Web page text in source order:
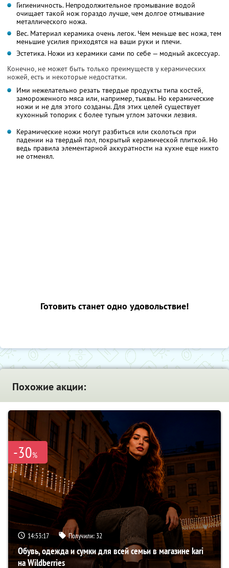
Гигиеничность. Непродолжительное промывание водой
очищает такой нож гораздо лучше, чем долгое отмывание
металлического ножа.
Вес. Материал керамика очень легок. Чем меньше вес ножа, тем
меньшие усилия приходятся на ваши руки и плечи.
Эстетика. Ножи из керамики сами по себе — модный аксессуар.
Конечно, не может быть только преимуществ у керамических
ножей, есть и некоторые недостатки.
Ими нежелательно резать твердые продукты типа костей,
замороженного мяса или, например, тыквы. Но керамические
ножи и не для этого созданы. Для этих целей существует
кухонный топорик с более тупым углом заточки лезвия.
Керамические ножи могут разбиться или сколоться при
падении на твердый пол, покрытый керамической плиткой. Но
ведь правила элементарной аккуратности на кухне еще никто
не отменял.
Готовить станет одно удовольствие!
Похожие акции:
-30%
14:53:16 Получили: 32
Обувь, одежда и сумки для всей семьи в магазине kari
на Wildberries